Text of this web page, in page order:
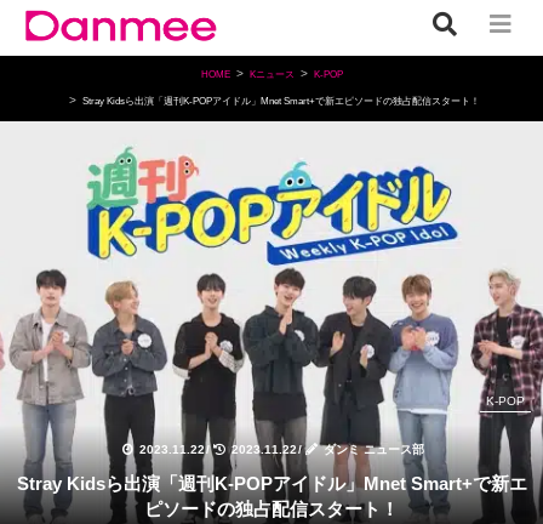
HOME Kニュース K-POP
Stray Kidsら出演「週刊K-POPアイドル」Mnet Smart+で新エピソードの独占配信スタート！
2023.11.22/ 2023.11.22/ ダンミ ニュース部
K-POP
Stray Kidsら出演「週刊K-POPアイドル」Mnet Smart+で新エ
ピソードの独占配信スタート！